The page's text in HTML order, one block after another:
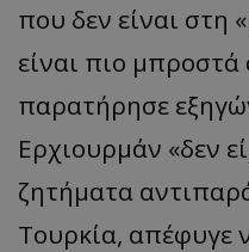
που δεν είναι στη
είναι πιο μπροστά
παρατήρησε
Ερχιουρμάν «δεν
ζητήματα
Τουρκία, απέφυγε